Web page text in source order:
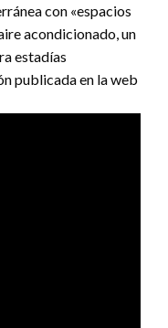
con «espacios
acondicionado, un
estadías
publicada en la web